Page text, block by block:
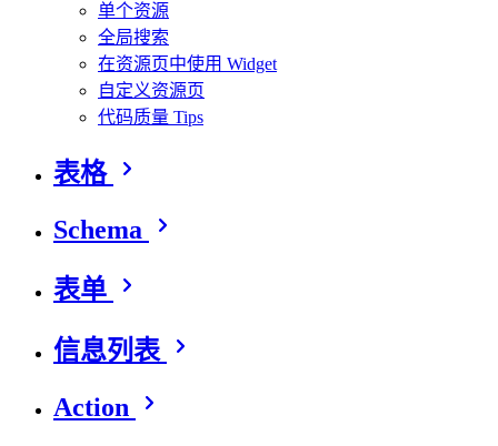
单个资源
全局搜索
在资源页中使用 Widget
自定义资源页
代码质量 Tips
表格
Schema
表单
信息列表
Action